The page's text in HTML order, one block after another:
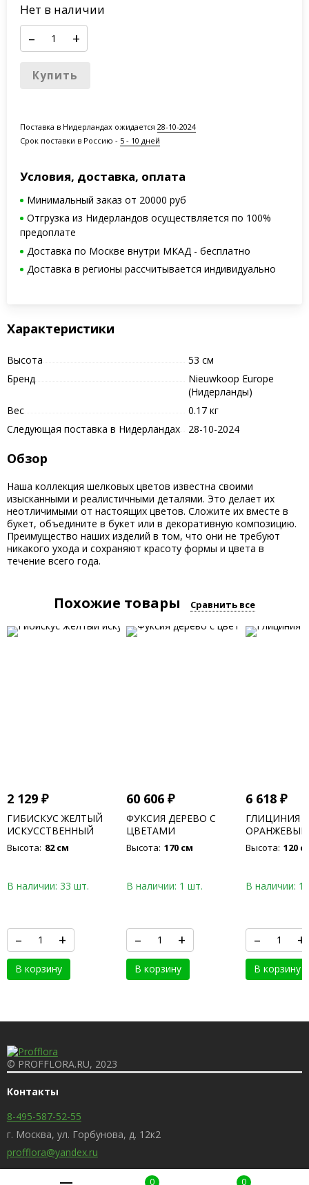
Нет в наличии
– +
Купить
Поставка в Нидерландах ожидается28-10-2024
Срок поставки в Россию - 5 - 10 дней
Условия, доставка, оплата
Минимальный заказ от 20000 руб
Отгрузка из Нидерландов осуществляется по 100%
предоплате
Доставка по Москве внутри МКАД - бесплатно
Доставка в регионы рассчитывается индивидуально
Характеристики
Высота
53 см
Бренд
Nieuwkoop Europe
(Нидерланды)
Вес
0.17 кг
Следующая поставка в Нидерландах
28-10-2024
Обзор
Наша коллекция шелковых цветов известна своими
изысканными и реалистичными деталями. Это делает их
неотличимыми от настоящих цветов. Сложите их вместе в
букет, объедините в букет или в декоративную композицию.
Преимущество наших изделий в том, что они не требуют
никакого ухода и сохраняют красоту формы и цвета в
течение всего года.
Похожие товары Сравнить все
2 129 ₽
ГИБИСКУС ЖЕЛТЫЙ
ИСКУССТВЕННЫЙ
Высота: 82 см
В наличии: 33 шт.
– +
В корзину
60 606 ₽
ФУКСИЯ ДЕРЕВО С
ЦВЕТАМИ
ИСКУССТВЕННАЯ
Высота: 170 см
В наличии: 1 шт.
– +
В корзину
6 618 ₽
ГЛИЦИНИЯ
ЦВЕТАМИ
Высота: 120
В наличии:
– +
В корзину
© PROFFLORA.RU, 2023
Контакты
8-495-587-52-55
г. Москва, ул. Горбунова, д. 12к2
profflora@yandex.ru
0 0